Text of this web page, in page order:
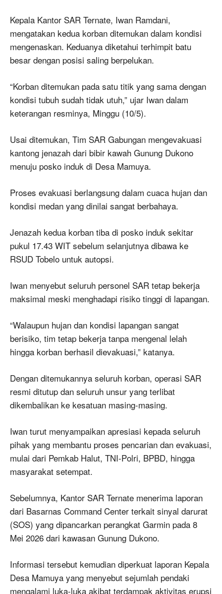
Kepala Kantor SAR Ternate, Iwan Ramdani,
mengatakan kedua korban ditemukan dalam kondisi
mengenaskan. Keduanya diketahui terhimpit batu
besar dengan posisi saling berpelukan.
“Korban ditemukan pada satu titik yang sama dengan
kondisi tubuh sudah tidak utuh,” ujar Iwan dalam
keterangan resminya, Minggu (10/5).
Usai ditemukan, Tim SAR Gabungan mengevakuasi
kantong jenazah dari bibir kawah Gunung Dukono
menuju posko induk di Desa Mamuya.
Proses evakuasi berlangsung dalam cuaca hujan dan
kondisi medan yang dinilai sangat berbahaya.
Jenazah kedua korban tiba di posko induk sekitar
pukul 17.43 WIT sebelum selanjutnya dibawa ke
RSUD Tobelo untuk autopsi.
Iwan menyebut seluruh personel SAR tetap bekerja
maksimal meski menghadapi risiko tinggi di lapangan.
“Walaupun hujan dan kondisi lapangan sangat
berisiko, tim tetap bekerja tanpa mengenal lelah
hingga korban berhasil dievakuasi,” katanya.
Dengan ditemukannya seluruh korban, operasi SAR
resmi ditutup dan seluruh unsur yang terlibat
dikembalikan ke kesatuan masing-masing.
Iwan turut menyampaikan apresiasi kepada seluruh
pihak yang membantu proses pencarian dan evakuasi,
mulai dari Pemkab Halut, TNI-Polri, BPBD, hingga
masyarakat setempat.
Sebelumnya, Kantor SAR Ternate menerima laporan
dari Basarnas Command Center terkait sinyal darurat
(SOS) yang dipancarkan perangkat Garmin pada 8
Mei 2026 dari kawasan Gunung Dukono.
Informasi tersebut kemudian diperkuat laporan Kepala
Desa Mamuya yang menyebut sejumlah pendaki
mengalami luka-luka akibat terdampak aktivitas erupsi